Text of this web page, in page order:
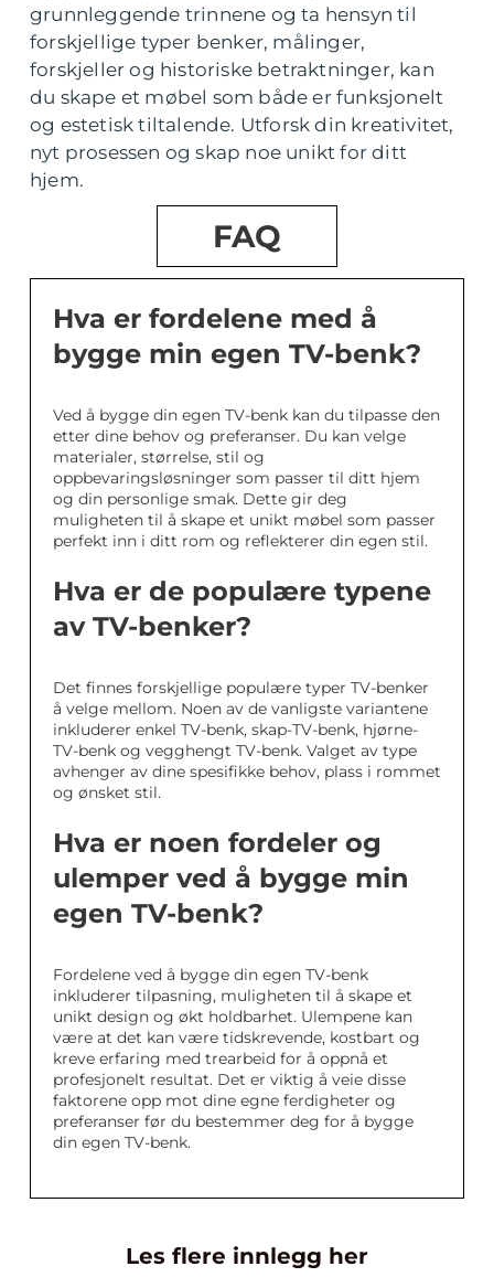
grunnleggende trinnene og ta hensyn til
forskjellige typer benker, målinger,
forskjeller og historiske betraktninger, kan
du skape et møbel som både er funksjonelt
og estetisk tiltalende. Utforsk din kreativitet,
nyt prosessen og skap noe unikt for ditt
hjem.
FAQ
Hva er fordelene med å
bygge min egen TV-benk?
Ved å bygge din egen TV-benk kan du tilpasse den
etter dine behov og preferanser. Du kan velge
materialer, størrelse, stil og
oppbevaringsløsninger som passer til ditt hjem
og din personlige smak. Dette gir deg
muligheten til å skape et unikt møbel som passer
perfekt inn i ditt rom og reflekterer din egen stil.
Hva er de populære typene
av TV-benker?
Det finnes forskjellige populære typer TV-benker
å velge mellom. Noen av de vanligste variantene
inkluderer enkel TV-benk, skap-TV-benk, hjørne-
TV-benk og vegghengt TV-benk. Valget av type
avhenger av dine spesifikke behov, plass i rommet
og ønsket stil.
Hva er noen fordeler og
ulemper ved å bygge min
egen TV-benk?
Fordelene ved å bygge din egen TV-benk
inkluderer tilpasning, muligheten til å skape et
unikt design og økt holdbarhet. Ulempene kan
være at det kan være tidskrevende, kostbart og
kreve erfaring med trearbeid for å oppnå et
profesjonelt resultat. Det er viktig å veie disse
faktorene opp mot dine egne ferdigheter og
preferanser før du bestemmer deg for å bygge
din egen TV-benk.
Les flere innlegg her